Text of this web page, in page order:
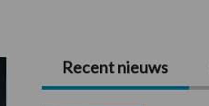
Primaire
Recent nieuws